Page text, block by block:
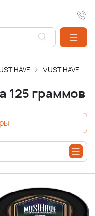
HAVE MUST HAVE
125 граммов